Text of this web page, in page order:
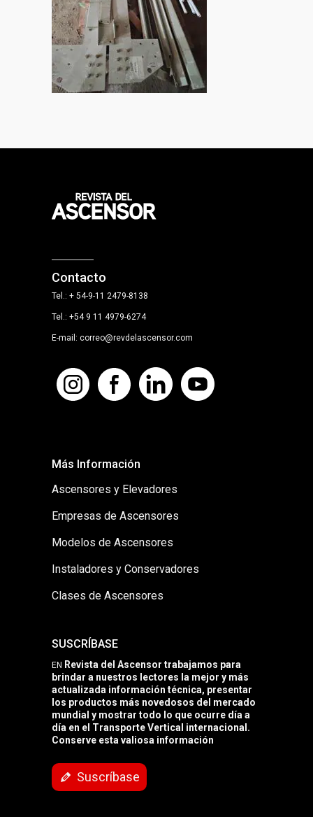
Contacto
Tel.: + 54-9-11 2479-8138
Tel.: +54 9 11 4979-6274
E-mail: correo@revdelascensor.com
Más Información
Ascensores y Elevadores
Empresas de Ascensores
Modelos de Ascensores
Instaladores y Conservadores
Clases de Ascensores
SUSCRÍBASE
EN Revista del Ascensor trabajamos para
brindar a nuestros lectores la mejor y más
actualizada información técnica, presentar
los productos más novedosos del mercado
mundial y mostrar todo lo que ocurre día a
día en el Transporte Vertical internacional.
Conserve esta valiosa información
Suscríbase